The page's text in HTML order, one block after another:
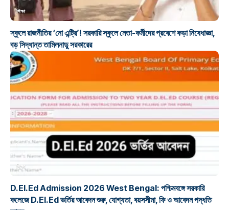
শিক্ষা
স্কুলে রাজনীতির ‘নো এন্ট্রি’! সরকারি স্কুলে নেতা-কর্মীদের প্রবেশে কড়া নিষেধাজ্ঞা,
বড় সিদ্ধান্ত তামিলনাড়ু সরকারের
শিক্ষা
D.El.Ed Admission 2026 West Bengal: পশ্চিমবঙ্গে সরকারি
কলেজে D.El.Ed ভর্তির আবেদন শুরু, যোগ্যতা, বয়সসীমা, ফি ও আবেদন পদ্ধতি